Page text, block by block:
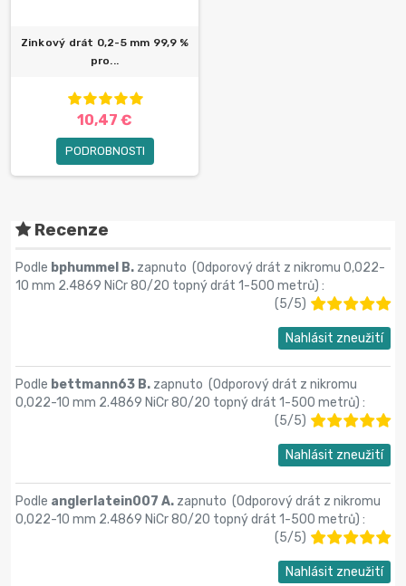
Zinkový drát 0,2-5 mm 99,9 %
pro...
10,47 €
PODROBNOSTI
Recenze
Podle bphummel B. zapnuto (Odporový drát z nikromu 0,022-
10 mm 2.4869 NiCr 80/20 topný drát 1-500 metrů) :
(5/5)
Nahlásit zneužití
Podle bettmann63 B. zapnuto (Odporový drát z nikromu
0,022-10 mm 2.4869 NiCr 80/20 topný drát 1-500 metrů) :
(5/5)
Nahlásit zneužití
Podle anglerlatein007 A. zapnuto (Odporový drát z nikromu
0,022-10 mm 2.4869 NiCr 80/20 topný drát 1-500 metrů) :
(5/5)
Nahlásit zneužití